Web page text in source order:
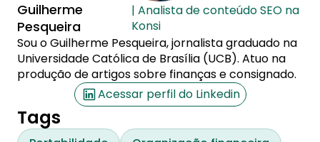
Guilherme
Pesqueira
| Analista de conteúdo SEO na
Konsi
Sou o Guilherme Pesqueira, jornalista graduado na
Universidade Católica de Brasília (UCB). Atuo na
produção de artigos sobre finanças e consignado.
Acessar perfil do Linkedin
Tags